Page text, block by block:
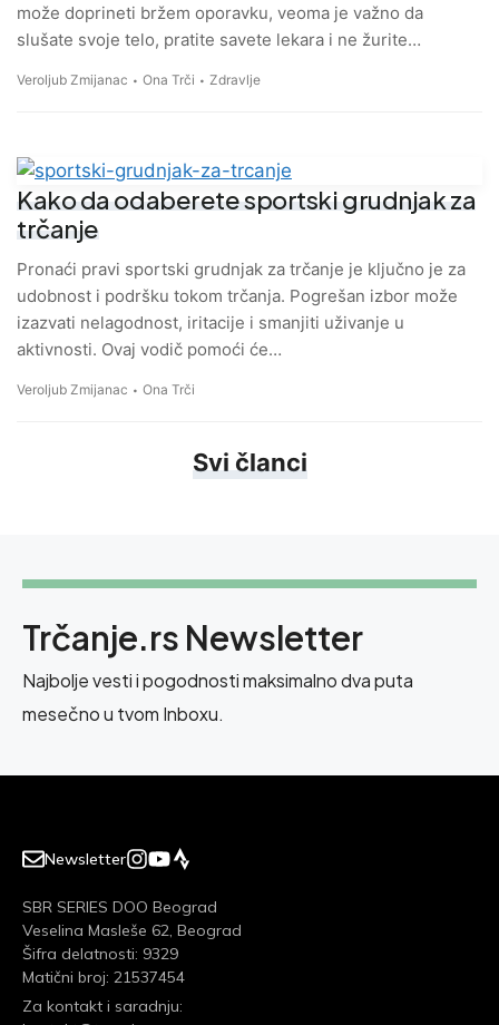
može doprineti bržem oporavku, veoma je važno da
slušate svoje telo, pratite savete lekara i ne žurite…
Veroljub Zmijanac Ona Trči Zdravlje
Kako da odaberete sportski grudnjak za
trčanje
Pronaći pravi sportski grudnjak za trčanje je ključno je za
udobnost i podršku tokom trčanja. Pogrešan izbor može
izazvati nelagodnost, iritacije i smanjiti uživanje u
aktivnosti. Ovaj vodič pomoći će…
Veroljub Zmijanac Ona Trči
Svi članci
Trčanje.rs Newsletter
Najbolje vesti i pogodnosti maksimalno dva puta
mesečno u tvom Inboxu.
Newsletter
SBR SERIES DOO Beograd
Veselina Masleše 62, Beograd
Šifra delatnosti: 9329
Matični broj: 21537454
Za kontakt i saradnju: